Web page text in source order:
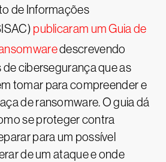
de Informações
publicaram um Guia de
descrevendo
cibersegurança que as
tomar para compreender e
de ransomware. O guia dá
se proteger contra
para um possível
de um ataque e onde